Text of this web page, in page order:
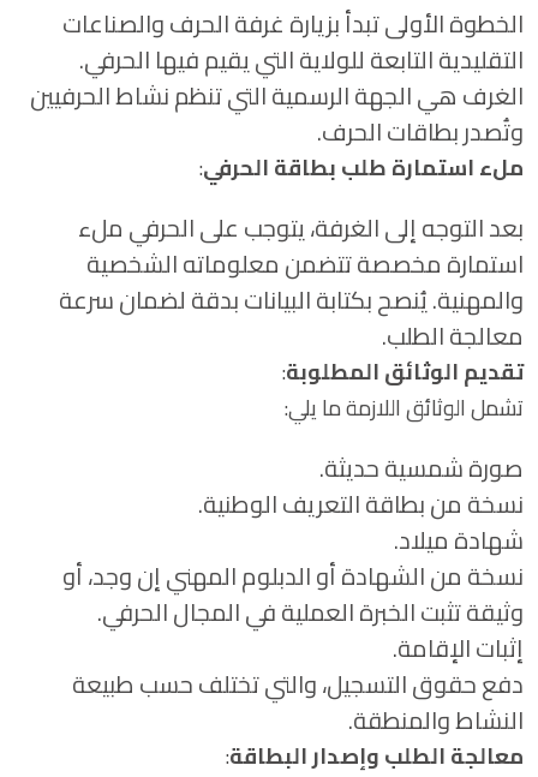
الخطوة الأولى تبدأ بزيارة غرفة الحرف والصناعات
التقليدية التابعة للولاية التي يقيم فيها الحرفي.
الغرف هي الجهة الرسمية التي تنظم نشاط الحرفيين
وتُصدر بطاقات الحرف.
ملء استمارة طلب بطاقة الحرفي:
بعد التوجه إلى الغرفة، يتوجب على الحرفي ملء
استمارة مخصصة تتضمن معلوماته الشخصية
والمهنية. يُنصح بكتابة البيانات بدقة لضمان سرعة
معالجة الطلب.
تقديم الوثائق المطلوبة:
تشمل الوثائق اللازمة ما يلي:
صورة شمسية حديثة.
نسخة من بطاقة التعريف الوطنية.
شهادة ميلاد.
نسخة من الشهادة أو الدبلوم المهني إن وجد، أو
وثيقة تثبت الخبرة العملية في المجال الحرفي.
إثبات الإقامة.
دفع حقوق التسجيل، والتي تختلف حسب طبيعة
النشاط والمنطقة.
معالجة الطلب وإصدار البطاقة: